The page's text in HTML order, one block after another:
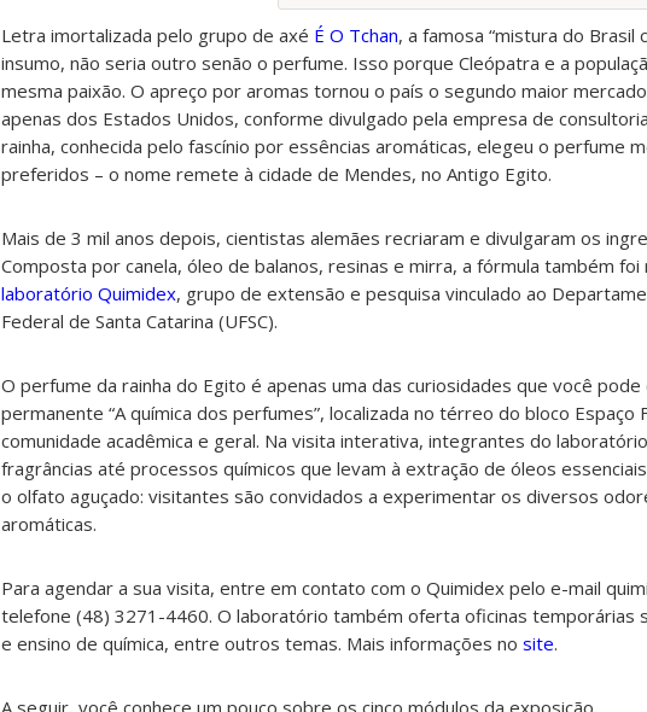
Letra imortalizada pelo grupo de axé É O Tchan, a famosa “mistura do Brasil
insumo, não seria outro senão o perfume. Isso porque Cleópatra e a
mesma paixão. O apreço por aromas tornou o país o segundo maior
apenas dos Estados Unidos, conforme divulgado pela empresa de consultoria
rainha, conhecida pelo fascínio por essências aromáticas, elegeu o perfume
preferidos – o nome remete à cidade de Mendes, no Antigo Egito.
Mais de 3 mil anos depois, cientistas alemães recriaram e divulgaram os
Composta por canela, óleo de balanos, resinas e mirra, a fórmula também
laboratório Quimidex, grupo de extensão e pesquisa vinculado ao
Federal de Santa Catarina (UFSC).
O perfume da rainha do Egito é apenas uma das curiosidades que você
permanente “A química dos perfumes”, localizada no térreo do bloco Espaço
comunidade acadêmica e geral. Na visita interativa, integrantes do
fragrâncias até processos químicos que levam à extração de óleos
o olfato aguçado: visitantes são convidados a experimentar os diversos
aromáticas.
Para agendar a sua visita, entre em contato com o Quimidex pelo e-mail
telefone (48) 3271-4460. O laboratório também oferta oficinas temporárias
e ensino de química, entre outros temas. Mais informações no site.